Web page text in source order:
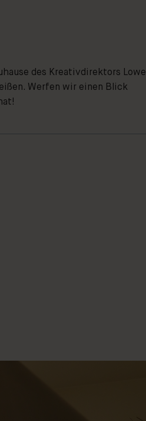
des Kreativdirektors Lowe
Werfen wir einen Blick